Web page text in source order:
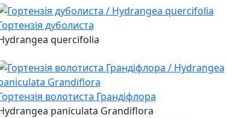
дуболиста
quercifolia
волотиста Грандіфлора
paniculata Grandiflora